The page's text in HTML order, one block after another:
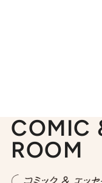
COMIC
ROOM